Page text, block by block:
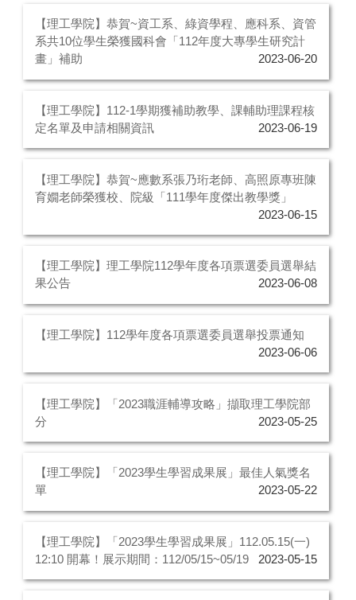
【理工學院】恭賀~資工系、綠資學程、應科系、資管
系共10位學生榮獲國科會「112年度大專學生研究計
畫」補助
2023-06-20
【理工學院】112-1學期獲補助教學、課輔助理課程核
定名單及申請相關資訊
2023-06-19
【理工學院】恭賀~應數系張乃珩老師、高照原專班陳
育嫺老師榮獲校、院級「111學年度傑出教學獎」
2023-06-15
【理工學院】理工學院112學年度各項票選委員選舉結
果公告
2023-06-08
【理工學院】112學年度各項票選委員選舉投票通知
2023-06-06
【理工學院】「2023職涯輔導攻略」擷取理工學院部
分
2023-05-25
【理工學院】「2023學生學習成果展」最佳人氣獎名
單
2023-05-22
【理工學院】「2023學生學習成果展」112.05.15(一)
12:10 開幕！展示期間：112/05/15~05/19
2023-05-15